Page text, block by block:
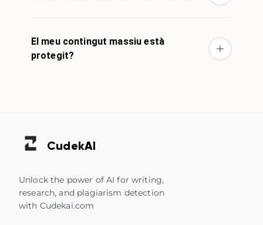
El meu contingut massiu està
protegit?
CudekAI
Unlock the power of AI for writing,
research, and plagiarism detection
with Cudekai.com